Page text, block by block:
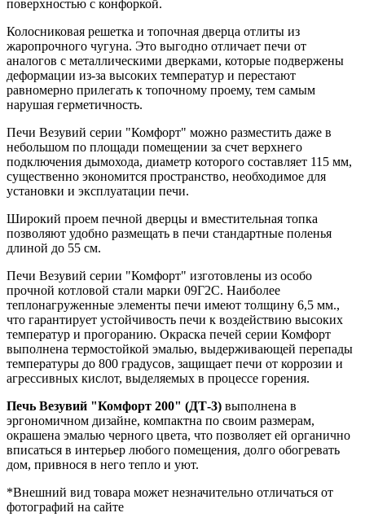
поверхностью с конфоркой.
Колосниковая решетка и топочная дверца отлиты из
жаропрочного чугуна. Это выгодно отличает печи от
аналогов с металлическими дверками, которые подвержены
деформации из-за высоких температур и перестают
равномерно прилегать к топочному проему, тем самым
нарушая герметичность.
Печи Везувий серии "Комфорт" можно разместить даже в
небольшом по площади помещении за счет верхнего
подключения дымохода, диаметр которого составляет 115 мм,
существенно экономится пространство, необходимое для
установки и эксплуатации печи.
Широкий проем печной дверцы и вместительная топка
позволяют удобно размещать в печи стандартные поленья
длиной до 55 см.
Печи Везувий серии "Комфорт" изготовлены из особо
прочной котловой стали марки 09Г2С. Наиболее
теплонагруженные элементы печи имеют толщину 6,5 мм.,
что гарантирует устойчивость печи к воздействию высоких
температур и прогоранию. Окраска печей серии Комфорт
выполнена термостойкой эмалью, выдерживающей перепады
температуры до 800 градусов, защищает печи от коррозии и
агрессивных кислот, выделяемых в процессе горения.
Печь Везувий "Комфорт 200" (ДТ-3) выполнена в
эргономичном дизайне, компактна по своим размерам,
окрашена эмалью черного цвета, что позволяет ей органично
вписаться в интерьер любого помещения, долго обогревать
дом, привнося в него тепло и уют.
*Внешний вид товара может незначительно отличаться от
фотографий на сайте